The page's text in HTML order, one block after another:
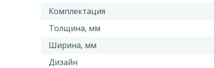
Комплектация
Толщина, мм
Ширина, мм
Дизайн